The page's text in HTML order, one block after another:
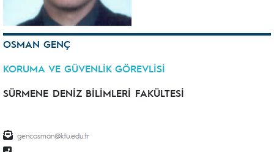
OSMAN GENÇ
KORUMA VE GÜVENLİK GÖREVLİSİ
SÜRMENE DENİZ BİLİMLERİ FAKÜLTESİ
gencosman